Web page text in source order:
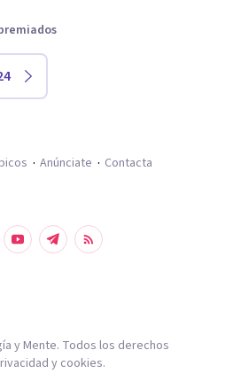
Anúnciate Contacta
y Mente. Todos los derechos
y cookies.